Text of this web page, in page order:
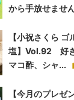
から手放せませ
【小祝さくら
塩】Vol.92 好
マコ酢、シャ...
【今月のプレ